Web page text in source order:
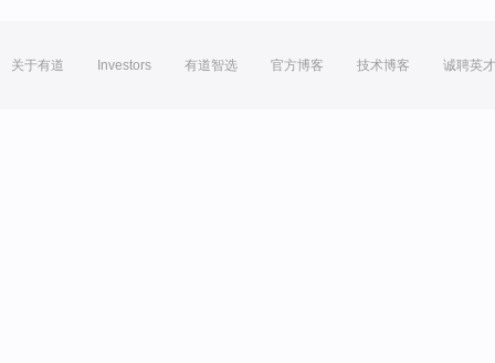
关于有道 Investors 有道智选 官方博客 技术博客 诚聘英才